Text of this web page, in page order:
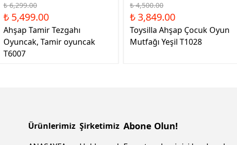
₺ 6,299.00
₺ 5,499.00
Ahşap Tamir Tezgahı
Oyuncak, Tamir oyuncak
T6007
₺ 4,500.00
₺ 3,849.00
Toysilla Ahşap Çocuk Oyun
Mutfağı Yeşil T1028
Ürünlerimiz Şirketimiz Abone Olun!